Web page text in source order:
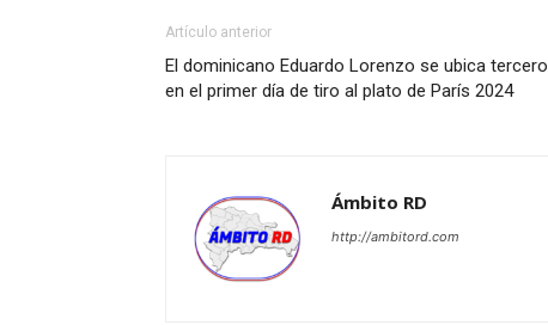
Artículo anterior
El dominicano Eduardo Lorenzo se ubica tercero
en el primer día de tiro al plato de París 2024
Ámbito RD
http://ambitord.com